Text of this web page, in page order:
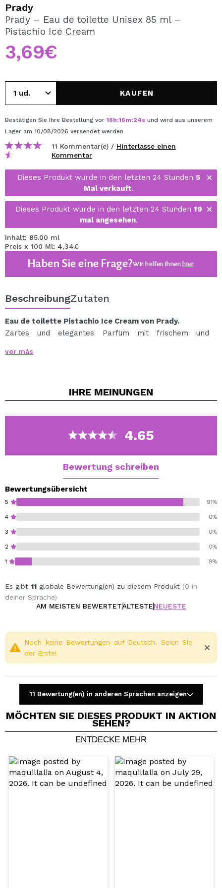
REGISTRIEREN
Durch die Erstellung eines Kontos bei Maquillalia.de
können Sie Ihre Einkäufe schnell tätigen, den Status Ihrer
Bestellungen überprüfen und Ihre bisherigen Vorgänge
einsehen.
BENUTZERKONTO ERSTELLEN
Prady
Prady – Eau de toilette Unisex 85 ml –
Pistachio Ice Cream
3,69€
KAUFEN
Bestätigen Sie Ihre Bestellung vor 16h:16m:24s und wird aus unserem
Lager am 10/08/2026 versendet werden
11 Kommentar(e) / Hinterlasse einen
Kommentar
Dieses Produkt wurde in den letzten 24 Stunden 5
Mal verkauft.
Dieses Produkt wurde in den letzten 24 Stunden 19
mal angesehen.
Inhalt: 85.00 ml
Preis x 100 Ml: 4,34€
Haben Sie eine Frage?Wir helfen Ihnenhier
BeschreibungZutaten
Eau de toilette Pistachio Ice Cream von Prady.
Zartes und elegantes Parfüm mit frischem und
Duftfamilie: Blumig, fruchtig, Gourmand.
ver más
IHRE MEINUNGEN
4.65
Bewertung schreiben
Bewertungsübersicht
5 91%
4 0%
3 0%
2 0%
1 9%
Es gibt 11 globale Bewertung(en) zu diesem Produkt (0 in
deiner Sprache)
AM MEISTEN BEWERTETÄLTESTENEUESTE
Ein Video oder Foto teilen
Dein Video könnte das erste sein. Stell es dir vor...
Würden Sie diesen Kauf empfehlen? Ja Nein
Noch keine Bewertungen auf Deutsch. Seien Sie
der Erste!
11 Bewertung(en) in anderen Sprachen anzeigen
MÖCHTEN SIE DIESES PRODUKT IN AKTION
SEHEN?
ENTDECKE MEHR